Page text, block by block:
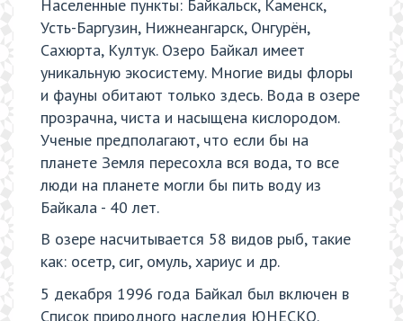
Населенные пункты: Байкальск, Каменск,
Усть-Баргузин, Нижнеангарск, Онгурён,
Сахюрта, Култук. Озеро Байкал имеет
уникальную экосистему. Многие виды флоры
и фауны обитают только здесь. Вода в озере
прозрачна, чиста и насыщена кислородом.
Ученые предполагают, что если бы на
планете Земля пересохла вся вода, то все
люди на планете могли бы пить воду из
Байкала - 40 лет.
В озере насчитывается 58 видов рыб, такие
как: осетр, сиг, омуль, хариус и др.
5 декабря 1996 года Байкал был включен в
Список природного наследия ЮНЕСКО.